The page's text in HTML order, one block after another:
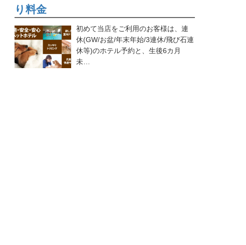
り料金
初めて当店をご利用のお客様は、連
休(GW/お盆/年末年始/3連休/飛び石連
休等)のホテル予約と、生後6カ月
未…